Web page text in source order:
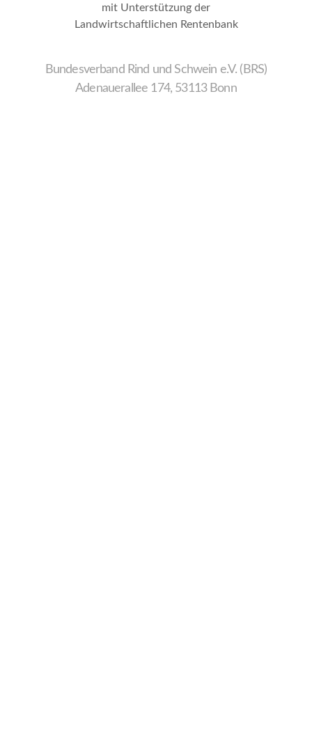
mit Unterstützung der
Landwirtschaftlichen Rentenbank
Bundesverband Rind und Schwein e.V. (BRS)
Adenauerallee 174, 53113 Bonn